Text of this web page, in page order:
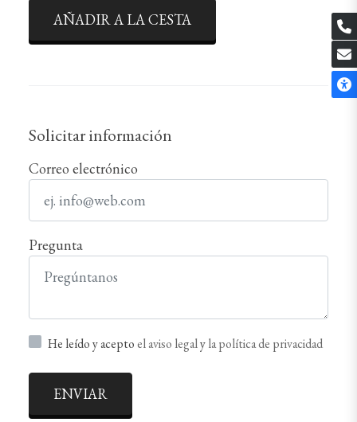
AÑADIR A LA CESTA
Solicitar información
Correo electrónico
Pregunta
He leído y aceptoel aviso legalyla política de privacidad
ENVIAR